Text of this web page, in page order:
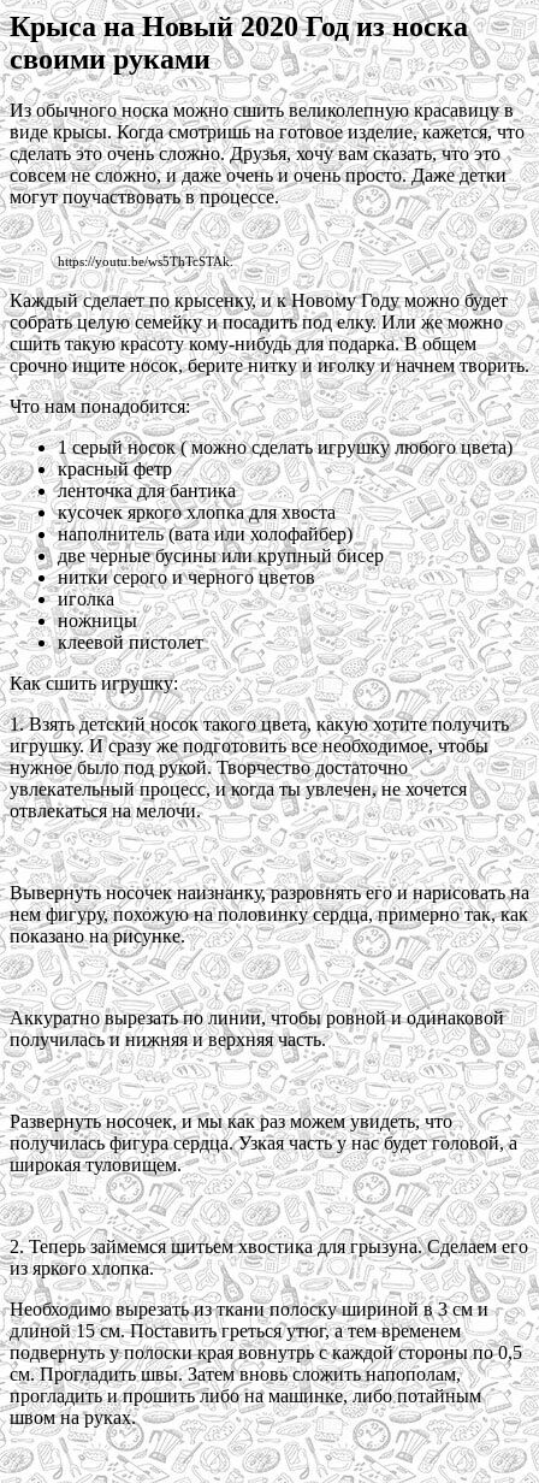
Крыса на Новый 2020 Год из носка
своими руками
Из обычного носка можно сшить великолепную красавицу в
виде крысы. Когда смотришь на готовое изделие, кажется, что
сделать это очень сложно. Друзья, хочу вам сказать, что это
совсем не сложно, и даже очень и очень просто. Даже детки
могут поучаствовать в процессе.
https://youtu.be/ws5ThTcSTAk.
Каждый сделает по крысенку, и к Новому Году можно будет
собрать целую семейку и посадить под елку. Или же можно
сшить такую красоту кому-нибудь для подарка. В общем
срочно ищите носок, берите нитку и иголку и начнем творить.
Что нам понадобится:
1 серый носок ( можно сделать игрушку любого цвета)
красный фетр
ленточка для бантика
кусочек яркого хлопка для хвоста
наполнитель (вата или холофайбер)
две черные бусины или крупный бисер
нитки серого и черного цветов
иголка
ножницы
клеевой пистолет
Как сшить игрушку:
1. Взять детский носок такого цвета, какую хотите получить
игрушку. И сразу же подготовить все необходимое, чтобы
нужное было под рукой. Творчество достаточно
увлекательный процесс, и когда ты увлечен, не хочется
отвлекаться на мелочи.
Вывернуть носочек наизнанку, разровнять его и нарисовать на
нем фигуру, похожую на половинку сердца, примерно так, как
показано на рисунке.
Аккуратно вырезать по линии, чтобы ровной и одинаковой
получилась и нижняя и верхняя часть.
Развернуть носочек, и мы как раз можем увидеть, что
получилась фигура сердца. Узкая часть у нас будет головой, а
широкая туловищем.
2. Теперь займемся шитьем хвостика для грызуна. Сделаем его
из яркого хлопка.
Необходимо вырезать из ткани полоску шириной в 3 см и
длиной 15 см. Поставить греться утюг, а тем временем
подвернуть у полоски края вовнутрь с каждой стороны по 0,5
см. Прогладить швы. Затем вновь сложить напополам,
прогладить и прошить либо на машинке, либо потайным
швом на руках.